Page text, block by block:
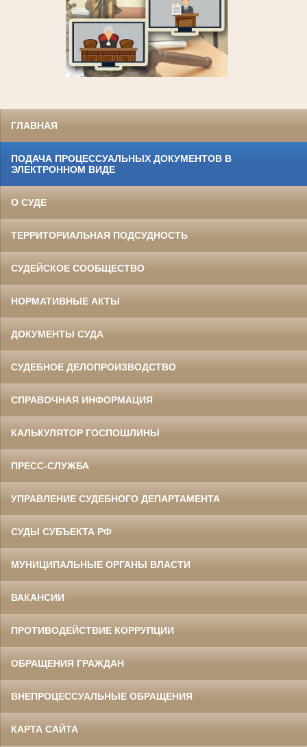
ГЛАВНАЯ
ПОДАЧА ПРОЦЕССУАЛЬНЫХ ДОКУМЕНТОВ В
ЭЛЕКТРОННОМ ВИДЕ
О СУДЕ
ТЕРРИТОРИАЛЬНАЯ ПОДСУДНОСТЬ
СУДЕЙСКОЕ СООБЩЕСТВО
НОРМАТИВНЫЕ АКТЫ
ДОКУМЕНТЫ СУДА
СУДЕБНОЕ ДЕЛОПРОИЗВОДСТВО
СПРАВОЧНАЯ ИНФОРМАЦИЯ
КАЛЬКУЛЯТОР ГОСПОШЛИНЫ
ПРЕСС-СЛУЖБА
УПРАВЛЕНИЕ СУДЕБНОГО ДЕПАРТАМЕНТА
СУДЫ СУБЪЕКТА РФ
МУНИЦИПАЛЬНЫЕ ОРГАНЫ ВЛАСТИ
ВАКАНСИИ
ПРОТИВОДЕЙСТВИЕ КОРРУПЦИИ
ОБРАЩЕНИЯ ГРАЖДАН
ВНЕПРОЦЕССУАЛЬНЫЕ ОБРАЩЕНИЯ
КАРТА САЙТА